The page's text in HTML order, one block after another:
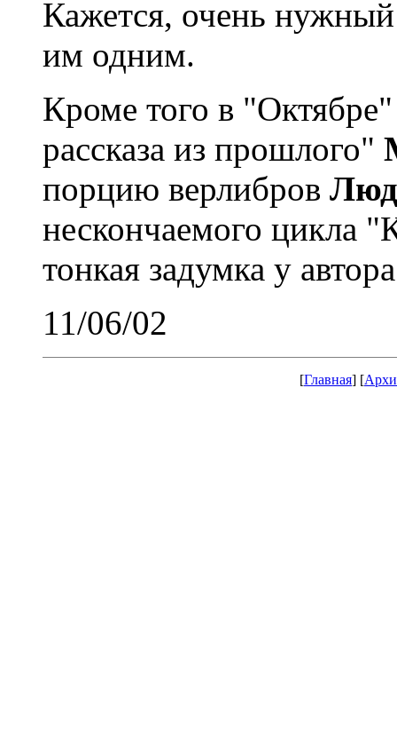
Кажется, очень
им одним.
Кроме того в
рассказа из прошлого"
порцию верлибров
нескончаемого цикла
тонкая задумка у
11/06/02
[Главная] [